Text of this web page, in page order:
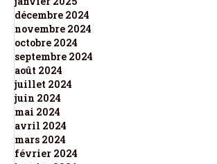
décembre 2024
novembre 2024
octobre 2024
septembre 2024
août 2024
juillet 2024
juin 2024
mai 2024
avril 2024
mars 2024
février 2024